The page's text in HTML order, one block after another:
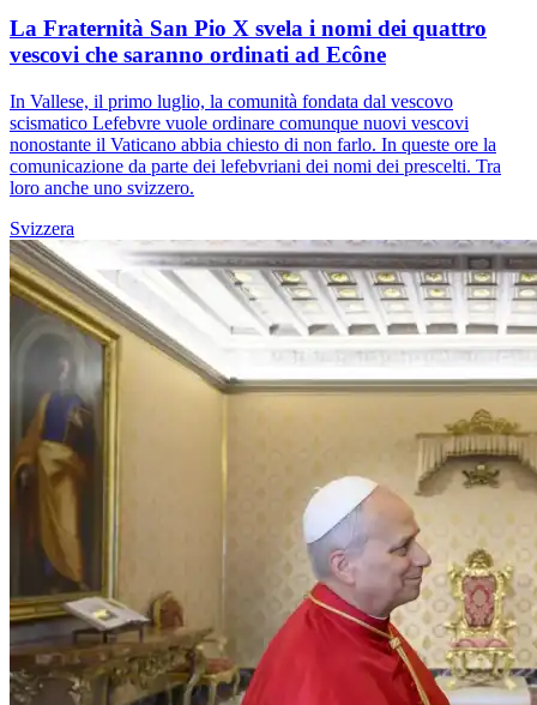
La Fraternità San Pio X svela i nomi dei quattro
vescovi che saranno ordinati ad Ecône
In Vallese, il primo luglio, la comunità fondata dal vescovo
scismatico Lefebvre vuole ordinare comunque nuovi vescovi
nonostante il Vaticano abbia chiesto di non farlo. In queste ore la
comunicazione da parte dei lefebvriani dei nomi dei prescelti. Tra
loro anche uno svizzero.
Svizzera